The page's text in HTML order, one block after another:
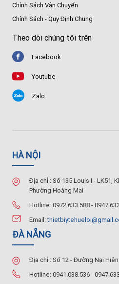
Chính Sách Vận Chuyển
Chính Sách - Quy Định Chung
Theo dõi chúng tôi trên
Facebook
Youtube
Zalo
HÀ NỘI
Địa chỉ : Số 135 Louis I - LK51,
Phường Hoàng Mai
Hotline: 0972.633.588 -
Email:
ĐÀ NẴNG
Địa chỉ : Số 12 - Đường Nại
Hotline: 0941.038.536 -